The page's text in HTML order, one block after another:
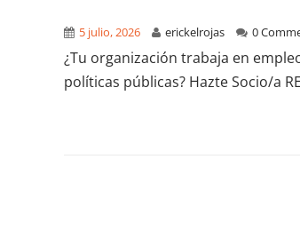
5 julio, 2026 erickelrojas 0
¿Tu organización trabaja en
políticas públicas? Hazte Socio/a